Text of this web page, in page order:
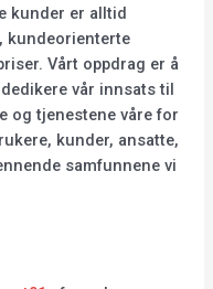
kunder er alltid
kundeorienterte
Vårt oppdrag er å
vår innsats til
og tjenestene våre for
kunder, ansatte,
samfunnene vi